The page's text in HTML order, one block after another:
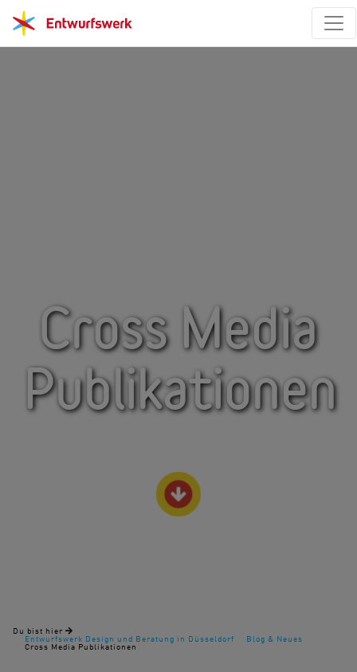
Cross Media
Publikationen
Du bist hier
Entwurfswerk Design und Beratung in Düsseldorf
Blog & Neues
Cross Media Publikationen